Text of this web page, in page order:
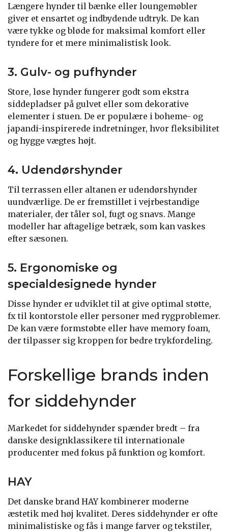
Længere hynder til bænke eller loungemøbler
giver et ensartet og indbydende udtryk. De kan
være tykke og bløde for maksimal komfort eller
tyndere for et mere minimalistisk look.
3. Gulv- og pufhynder
Store, løse hynder fungerer godt som ekstra
siddepladser på gulvet eller som dekorative
elementer i stuen. De er populære i boheme- og
japandi-inspirerede indretninger, hvor fleksibilitet
og hygge vægtes højt.
4. Udendørshynder
Til terrassen eller altanen er udendørshynder
uundværlige. De er fremstillet i vejrbestandige
materialer, der tåler sol, fugt og snavs. Mange
modeller har aftagelige betræk, som kan vaskes
efter sæsonen.
5. Ergonomiske og
specialdesignede hynder
Disse hynder er udviklet til at give optimal støtte,
fx til kontorstole eller personer med rygproblemer.
De kan være formstøbte eller have memory foam,
der tilpasser sig kroppen for bedre trykfordeling.
Forskellige brands inden
for siddehynder
Markedet for siddehynder spænder bredt – fra
danske designklassikere til internationale
producenter med fokus på funktion og komfort.
HAY
Det danske brand HAY kombinerer moderne
æstetik med høj kvalitet. Deres siddehynder er ofte
minimalistiske og fås i mange farver og tekstiler,